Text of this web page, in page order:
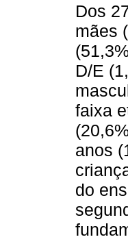
Dos
mães
D/E
faixa
anos
do